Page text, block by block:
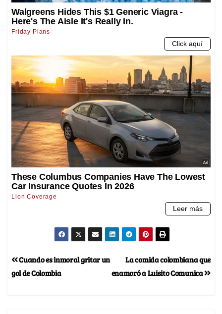
La comida colombiana que
enamoró a Luisito Comunica
Cuando es inmoral gritar un
gol de Colombia